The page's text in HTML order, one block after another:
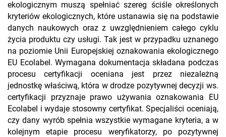
ekologicznym muszą spełniać szereg ściśle określonych
kryteriów ekologicznych, które ustanawia się na podstawie
danych naukowych oraz z uwzględnieniem całego cyklu
życia produktu czy usługi. Tak jest w przypadku uznanego
na poziomie Unii Europejskiej oznakowania ekologicznego
EU Ecolabel. Wymagana dokumentacja składana podczas
procesu certyfikacji oceniana jest przez niezależną
jednostkę właściwą, która w drodze pozytywnej decyzji ws.
certyfikacji przyznaje prawo używania oznakowania EU
Ecolabel i wydaje stosowny certyfikat. Specjaliści oceniają,
czy dany wyrób spełnia wszystkie wymagane kryteria, a w
kolejnym etapie procesu weryfikatorzy, po pozytywnej